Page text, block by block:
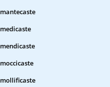
mantecaste
medicaste
mendicaste
moccicaste
mollificaste